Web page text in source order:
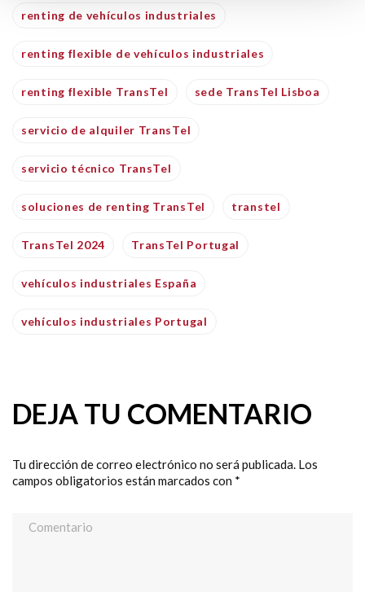
renting de vehículos industriales
renting flexible de vehículos industriales
renting flexible TransTel sede TransTel Lisboa
servicio de alquiler TransTel
servicio técnico TransTel
soluciones de renting TransTel transtel
TransTel 2024 TransTel Portugal
vehículos industriales España
vehículos industriales Portugal
DEJA TU COMENTARIO
Tu dirección de correo electrónico no será publicada. Los
campos obligatorios están marcados con *